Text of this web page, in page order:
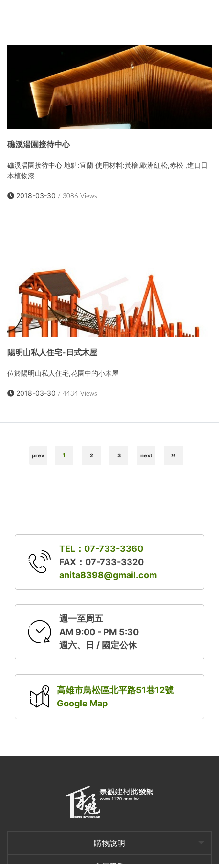
礁溪湯園接待中心
礁溪湯園接待中心 地點:宜蘭 使用材料:黃檜,歐洲紅松,赤松 ,進口日
本植物漆
2018-03-30 / 3086 Views
陽明山私人住宅-日式木屋
位於陽明山私人住宅,花園中的小木屋
2018-03-30 / 4434 Views
prev 1 2 3 next
TEL：07-733-3360
FAX：07-733-3320
anita8398@gmail.com
週一至周五
AM 9:00 - PM 5:30
週六、日 / 國定公休
高雄市鳥松區北平路51巷12號
Google Map
購物說明